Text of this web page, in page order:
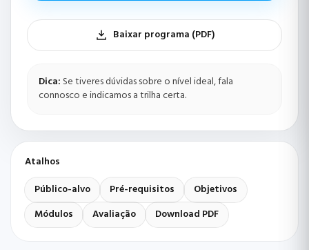
Baixar programa (PDF)
Dica: Se tiveres dúvidas sobre o nível ideal, fala
connosco e indicamos a trilha certa.
Atalhos
Público-alvo
Pré-requisitos
Objetivos
Módulos
Avaliação Download PDF